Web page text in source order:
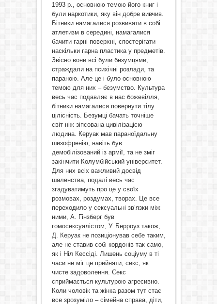
1993 р., основною темою його книг і
були наркотики, яку він добре вивчив.
Бітники намагалися розвивати в собі
атлетизм в середині, намагалися
бачити гарні поверхні, спостерігати
наскільки гарна пластика у предметів.
Звісно вони всі були безумцями,
страждали на психічні розлади, та
параною. Але це і було основною
темою для них – безумство. Культура
весь час подавляє в нас божевілля,
бітники намагалися повернути тілу
цілісність. Безумці бачать точніше
світ ніж зіпсована цивілізацією
людина. Керуак мав параноїдальну
шизофренію, навіть був
демобілізований із армії, та не зміг
закінчити Колумбійський університет.
Для них всіх важливий досвід
шаленства, подалі весь час
згадуватимуть про це у своїх
розмовах, роздумах, творах. Це все
переходило у сексуальні зв’язки між
ними, А. Гінзберг був
гомосексуалістом, У. Берроуз також,
Д. Керуак не позиціонував себе таким,
але не ставив собі кордонів так само,
як і Ніл Кессіді. Лишень соціуму в ті
часи не міг це прийняти, секс, як
чисте задоволення. Секс
сприймається культурою агресивно.
Коли чоловік та жінка разом тут стає
все зрозуміло – сімейна справа, діти,